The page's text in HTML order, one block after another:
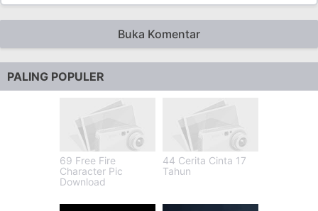
Buka Komentar
PALING POPULER
69 Free Fire
Character Pic
Download
44 Cerita Cinta 17
Tahun